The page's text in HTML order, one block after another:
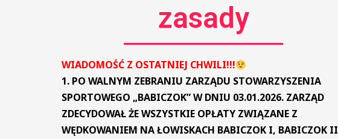
zasady
WIADOMOŚĆ Z OSTATNIEJ CHWILI!!!
1. PO WALNYM ZEBRANIU ZARZĄDU STOWARZYSZENIA
SPORTOWEGO „BABICZOK” W DNIU 03.01.2026. ZARZĄD
ZDECYDOWAŁ ŻE WSZYSTKIE OPŁATY ZWIĄZANE Z
WĘDKOWANIEM NA ŁOWISKACH BABICZOK I, BABICZOK II